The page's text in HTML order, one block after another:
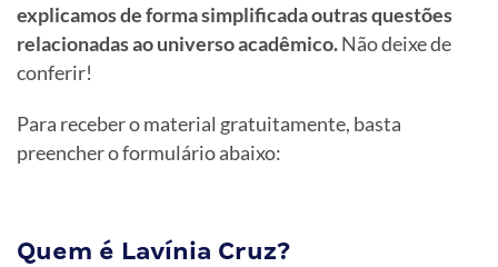
explicamos de forma simplificada outras questões
relacionadas ao universo acadêmico.Não deixe de
conferir!
Para receber o material gratuitamente, basta
preencher o formulário abaixo:
Quem é Lavínia Cruz?